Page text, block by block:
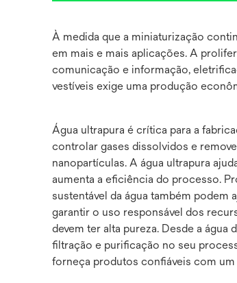
À medida que a miniaturização
em mais e mais aplicações. A
comunicação e informação,
vestíveis exige uma produção
Água ultrapura é crítica para a
controlar gases dissolvidos e
nanopartículas. A água ultrapura
aumenta a eficiência do processo.
sustentável da água também podem
garantir o uso responsável dos
devem ter alta pureza. Desde a água
filtração e purificação no seu
forneça produtos confiáveis com